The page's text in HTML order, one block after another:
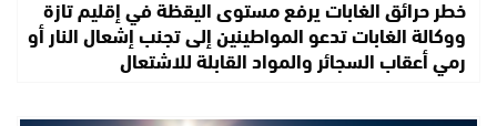
خطر حرائق الغابات يرفع مستوى اليقظة في إقليم تازة
ووكالة الغابات تدعو المواطينين إلى تجنب إشعال النار أو
رمي أعقاب السجائر والمواد القابلة للاشتعال